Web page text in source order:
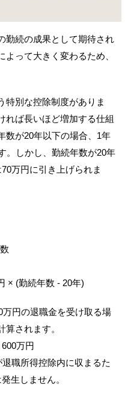
勤続の成果として期待され
って大きく変わるため、
特別な控除制度がありま
れば長いほど増加する仕組
数が20年以下の場合、1年
。しかし、勤続年数が20年
万円に引き上げられま
× (勤続年数 - 20年)
円の退職金を受け取る場
されます。
万円
職所得控除内に収まるた
生しません。